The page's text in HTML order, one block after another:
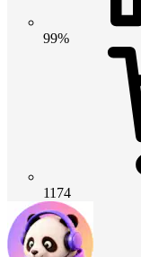
99%
1174